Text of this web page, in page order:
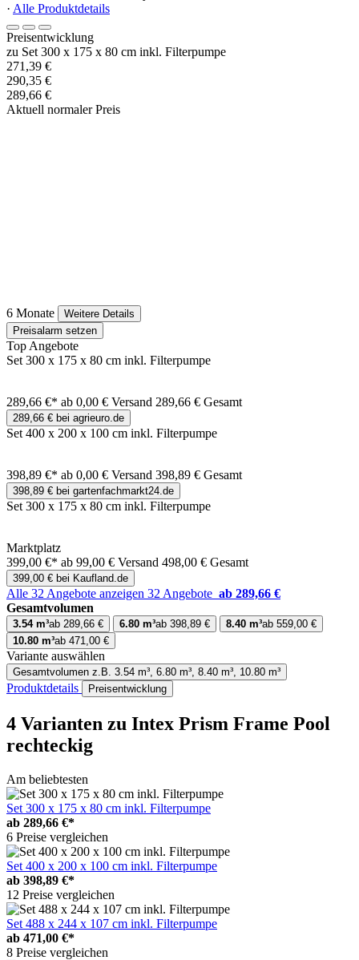
· Alle Produktdetails
Preisentwicklung
zu Set 300 x 175 x 80 cm inkl. Filterpumpe
271,39 €
290,35 €
289,66 €
Aktuell normaler Preis
6 Monate
Weitere Details
Preisalarm setzen
Top Angebote
Set 300 x 175 x 80 cm inkl. Filterpumpe
289,66 €* ab 0,00 € Versand 289,66 € Gesamt
289,66 € bei agrieuro.de
Set 400 x 200 x 100 cm inkl. Filterpumpe
398,89 €* ab 0,00 € Versand 398,89 € Gesamt
398,89 € bei gartenfachmarkt24.de
Set 300 x 175 x 80 cm inkl. Filterpumpe
Marktplatz
399,00 €* ab 99,00 € Versand 498,00 € Gesamt
399,00 € bei Kaufland.de
Alle 32 Angebote anzeigen 32 Angebote ab 289,66 €
Gesamtvolumen
3.54 m³ab 289,66 € 6.80 m³ab 398,89 € 8.40 m³ab 559,00 €
10.80 m³ab 471,00 €
Variante auswählen
Gesamtvolumen z.B. 3.54 m³, 6.80 m³, 8.40 m³, 10.80 m³
Produktdetails Preisentwicklung
4 Varianten zu Intex Prism Frame Pool
rechteckig
Am beliebtesten
Set 300 x 175 x 80 cm inkl. Filterpumpe
ab 289,66 €*
6 Preise vergleichen
Set 400 x 200 x 100 cm inkl. Filterpumpe
ab 398,89 €*
12 Preise vergleichen
Set 488 x 244 x 107 cm inkl. Filterpumpe
ab 471,00 €*
8 Preise vergleichen